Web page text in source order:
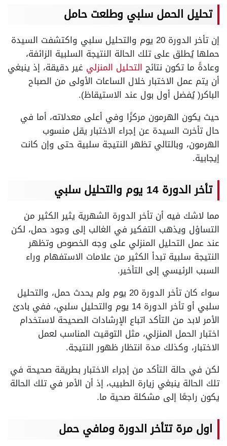
تحليل الحمل سلبي وطلعت حامل
إن تأخر الدورة 20 يوم والتحليل سلبي واكتشفت السيدة
حملها يُطلق على تلك الحالة النتيجة السلبية الزائفة،
وعادةً ما تكون نتائج التحليل المنزلي غير دقيقة، إذ ينبغي
أن يتم عمل الاختبار خلال الساعات الأولى من الصباح
الباكر( يُفضل أول بول عند الاستيقاظ).
حيث يكون الهرمون مركزًا وفي أعلى معدلاته، أما في
حال تأخرت السيدة عن إجراء الاختبار يقل منسوب
الهرمون، وبالتالي تظهر النتيجة سلبية حتى وإن كانت
إيجابية.
تأخر الدورة 14 يوم والتحليل سلبي
مما لاشك فيه أن تأخر الدورة الشهرية يثير الكثير من
التساؤل ويذهب التفكير في الغالب إلى وجود حمل، لكن
عند عمل التحليل المنزلي على وجه الخصوص وتظهر
النتيجة سلبية تبدأ الكثير من علامات الاستفهام وراء
السبب الرئيسي إلى التأخير.
سواء كان تأخر الدورة 20 يوم ولم يحدث حمل، والتحليل
سلبي أو تأخر الدورة 14 يوم والتحليل سلبي، ففي بادئ
الأمر لابد من التأكد اتباع الإرشادات الصحيحة لاستخدام
اختبار الحمل المنزلي، مثل التوقيت المناسب لعمل
الاختبار، وكذلك مدة انتظار ظهور النتيجة.
لكن في حالة التأكد من إجراء الاختبار بطريقة صحيحة في
تلك الحالة ينبغي زيارة الطبيب، إذ أن الأمر في تلك الحالة
يكون راجعًا إلى مشكلة صحية ما.
اول مرة تتأخر الدورة ومافي حمل